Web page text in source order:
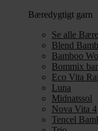
Bæredygtigt garn
Se alle
Blend
Bamboo
Bommix
Eco Vita
Luna
Midnatssol
Nova Vita 4
Tencel